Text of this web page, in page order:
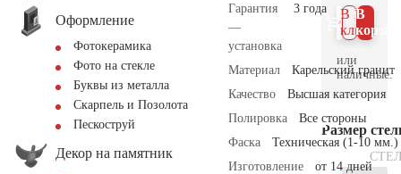
Оформление
Фотокерамика
Фото на стекле
Буквы из металла
Скарпель и Позолота
Пескоструй
Декор на памятник
Гарантия
—
установка
3 года
Материал
Карельский гранит
Качество
Высшая категория
Полировка
Все стороны
Фаска
Техническая (1-10 мм.)
Изготовление
от 14 дней
В
В 1
клик
или
наличные.
Размер